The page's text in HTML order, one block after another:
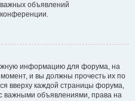
объявлений
информацию для форума, на
и вы должны прочесть их по
вверху каждой страницы форума,
важными объявлениями, права на